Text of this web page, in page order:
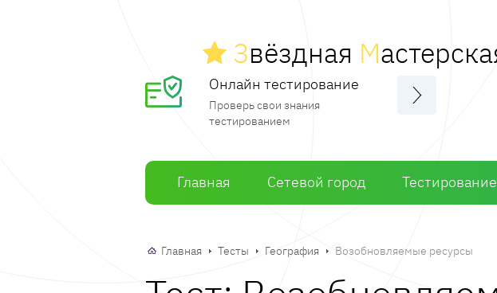
Звёздная М
Онлайн тестирование
Проверь свои знания
тестированием
Главная Сетевой город Тестирование
Главная Тесты География Возобновляемые ресурсы